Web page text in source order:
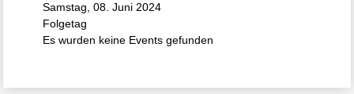
Samstag, 08. Juni 2024
Folgetag
Es wurden keine Events gefunden